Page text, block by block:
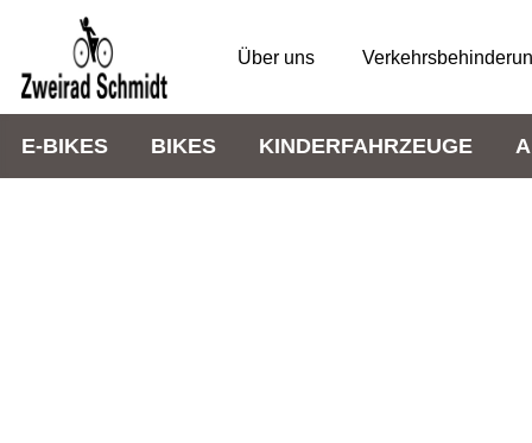
Über uns
E-BIKES BIKES KINDERFAHRZEUGE